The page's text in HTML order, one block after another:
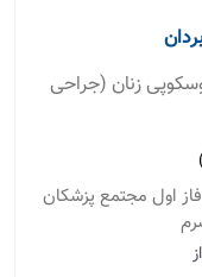
زنان (جراحی
خیابان ۱۴ غربی فاز اول مجتمع پزشکان